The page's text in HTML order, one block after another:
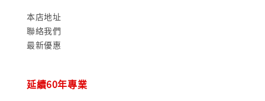
本店地址
聯絡我們
最新優惠
延續60年專業